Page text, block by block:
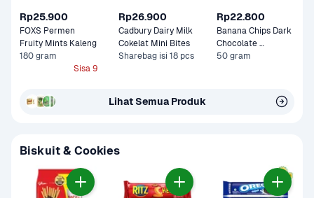
Rp25.900
FOXS Permen
180 gram
Sisa 9
Rp26.900
Cadbury Dairy Milk
Cokelat Mini Bites
Sharebag isi 18 pcs
Rp22.800
Banana Chips Dark
Chocolate
Sayurbox Selection
50 gram
Lihat Semua Produk
Biskuit & Cookies